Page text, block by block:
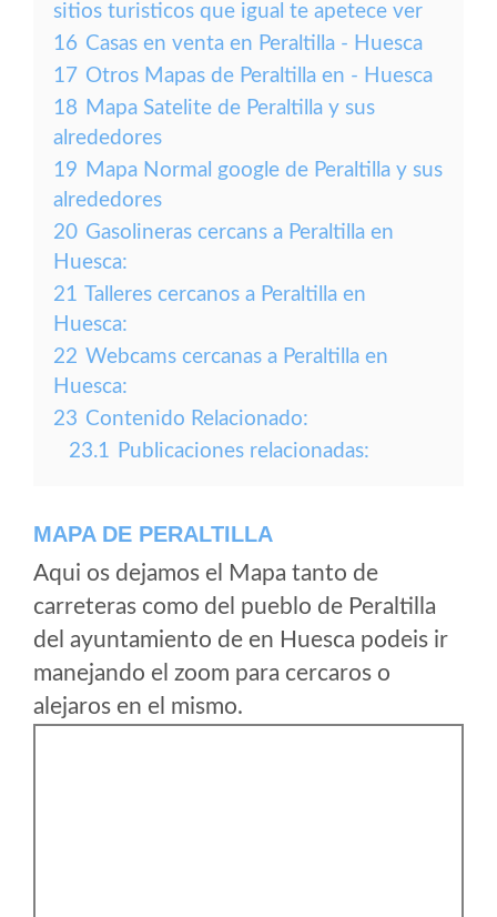
sitios turisticos que igual te apetece ver
16 Casas en venta en Peraltilla - Huesca
17 Otros Mapas de Peraltilla en - Huesca
18 Mapa Satelite de Peraltilla y sus
alrededores
19 Mapa Normal google de Peraltilla y sus
alrededores
20 Gasolineras cercans a Peraltilla en
Huesca:
21 Talleres cercanos a Peraltilla en
Huesca:
22 Webcams cercanas a Peraltilla en
Huesca:
23 Contenido Relacionado:
23.1 Publicaciones relacionadas:
MAPA DE PERALTILLA
Aqui os dejamos el Mapa tanto de
carreteras como del pueblo de Peraltilla
del ayuntamiento de en Huesca podeis ir
manejando el zoom para cercaros o
alejaros en el mismo.